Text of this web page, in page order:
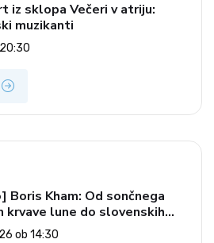
iz sklopa Večeri v atriju:
muzikanti
Boris Kham: Od sončnega
krvave lune do slovenskih
v vesolju (Vroča tema, 2. 8.
ob 14:30